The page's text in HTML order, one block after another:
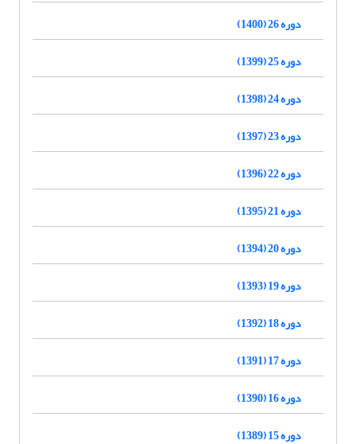
دوره 26 (1400)
دوره 25 (1399)
دوره 24 (1398)
دوره 23 (1397)
دوره 22 (1396)
دوره 21 (1395)
دوره 20 (1394)
دوره 19 (1393)
دوره 18 (1392)
دوره 17 (1391)
دوره 16 (1390)
دوره 15 (1389)